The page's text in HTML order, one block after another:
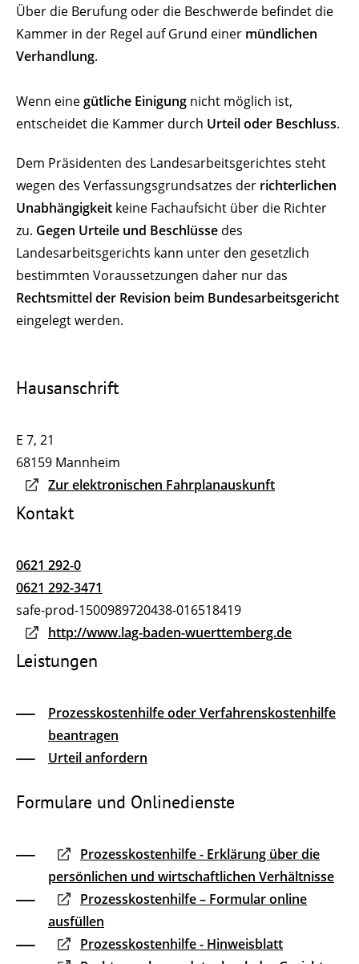
Über die Berufung oder die Beschwerde befindet die
Kammer in der Regel auf Grund einer mündlichen
Verhandlung.
Wenn einegütliche Einigung nicht möglich ist,
entscheidet die Kammer durch Urteil oder Beschluss.
Dem Präsidenten des Landesarbeitsgerichtes steht
wegen des Verfassungsgrundsatzes der richterlichen
Unabhängigkeit keine Fachaufsicht über die Richter
zu. Gegen Urteile und Beschlüsse des
Landesarbeitsgerichts kann unter den gesetzlich
bestimmten Voraussetzungen daher nur das
Rechtsmittel der Revision beim Bundesarbeitsgericht
eingelegt werden.
Hausanschrift
E 7, 21
68159 Mannheim
Zur elektronischen Fahrplanauskunft
Kontakt
0621 292-0
0621 292-3471
safe-prod-1500989720438-016518419
http://www.lag-baden-wuerttemberg.de
Leistungen
Prozesskostenhilfe oder Verfahrenskostenhilfe
beantragen
Urteil anfordern
Formulare und Onlinedienste
Prozesskostenhilfe - Erklärung über die
persönlichen und wirtschaftlichen Verhältnisse
Prozesskosten­hilfe – Formular online
ausfüllen
Prozesskostenhilfe - Hinweisblatt